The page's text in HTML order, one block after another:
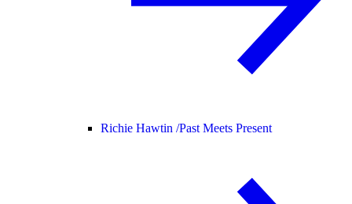
Richie Hawtin /Past Meets Present